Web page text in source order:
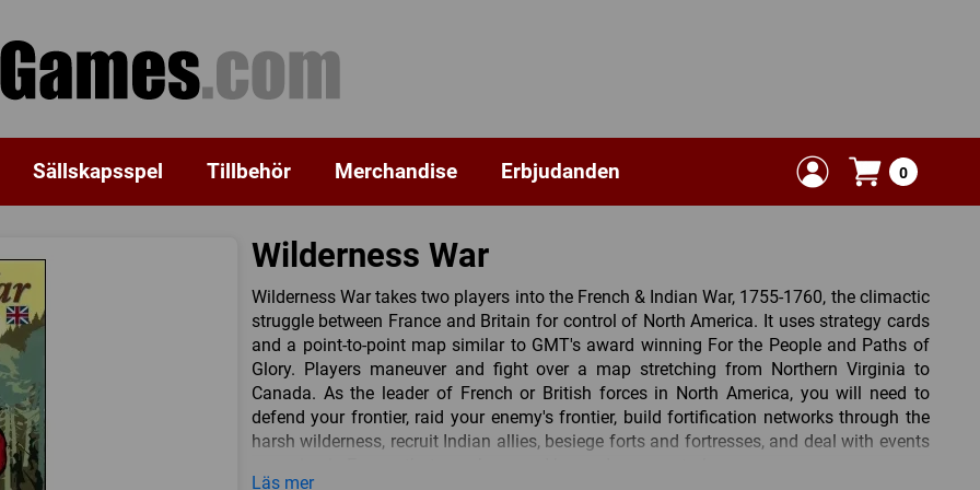
Sällskapsspel Tillbehör Merchandise Erbjudanden 0
Wilderness War
Wilderness War takes two players into the French & Indian War, 1755-1760, the climactic
struggle between France and Britain for control of North America. It uses strategy cards
and a point-to-point map similar to GMT's award winning For the People and Paths of
Glory. Players maneuver and fight over a map stretching from Northern Virginia to
Canada. As the leader of French or British forces in North America, you will need to
defend your frontier, raid your enemy's frontier, build fortification networks through the
harsh wilderness, recruit Indian allies, besiege forts and fortresses, and deal with events
Läs mer